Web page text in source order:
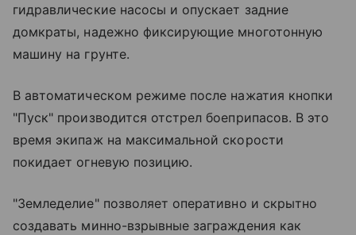
гидравлические насосы и опускает задние
домкраты, надежно фиксирующие многотонную
машину на грунте.
В автоматическом режиме после нажатия кнопки
"Пуск" производится отстрел боеприпасов. В это
время экипаж на максимальной скорости
покидает огневую позицию.
"Земледелие" позволяет оперативно и скрытно
создавать минно-взрывные заграждения как